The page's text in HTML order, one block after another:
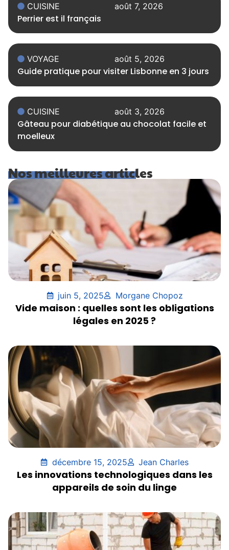
CUISINE août 7, 2026
Perrier est il français
VOYAGE août 5, 2026
Guide pratique pour visiter Lisbonne en 3 jours
CUISINE août 3, 2026
Gâteau pour diabétique au chocolat facile et
moelleux
Nos meilleures articles
juin 5, 2025 Morgane Chopoz
Vide maison : quelles sont les obligations
légales en 2025 ?
décembre 15, 2025 Jean Charles
Les innovations technologiques dans les
appareils de soin du linge